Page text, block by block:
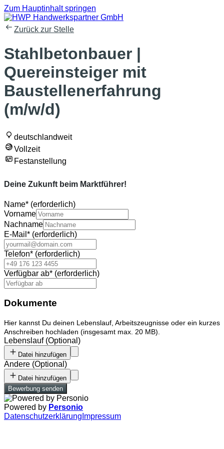
Zum Hauptinhalt springen
Zurück zur Stelle
Stahlbetonbauer |
Quereinsteiger mit
Baustellenerfahrung
(m/w/d)
deutschlandweit
Vollzeit
Festanstellung
Deine Zukunft beim Marktführer!
Name* (erforderlich)
Vorname
Nachname
E-Mail * (erforderlich)
Telefon* (erforderlich)
Verfügbar ab* (erforderlich)
Dokumente
Hier kannst Du deinen Lebenslauf, Arbeitszeugnisse oder ein kurzes
Anschreiben hochladen (insgesamt max. 20 MB).
Lebenslauf (Optional )
Datei hinzufügen
Andere (Optional )
Datei hinzufügen
Bewerbung senden
Powered by Personio
Datenschutzerklärung Impressum